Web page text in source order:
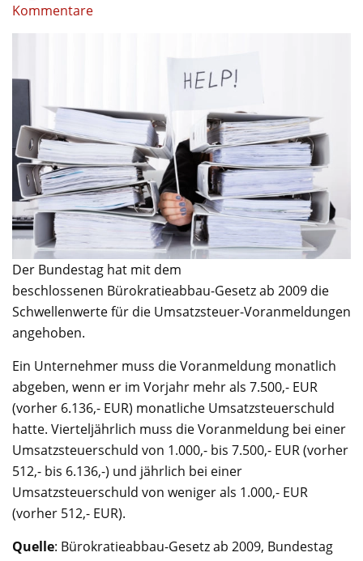
Kommentare
Der Bundestag hat mit dem
beschlossenen Bürokratieabbau-Gesetz ab 2009 die
Schwellenwerte für die Umsatzsteuer-Voranmeldungen
angehoben.
Ein Unternehmer muss die Voranmeldung monatlich
abgeben, wenn er im Vorjahr mehr als 7.500,- EUR
(vorher 6.136,- EUR) monatliche Umsatzsteuerschuld
hatte. Vierteljährlich muss die Voranmeldung bei einer
Umsatzsteuerschuld von 1.000,- bis 7.500,- EUR (vorher
512,- bis 6.136,-) und jährlich bei einer
Umsatzsteuerschuld von weniger als 1.000,- EUR
(vorher 512,- EUR).
Quelle: Bürokratieabbau-Gesetz ab 2009, Bundestag